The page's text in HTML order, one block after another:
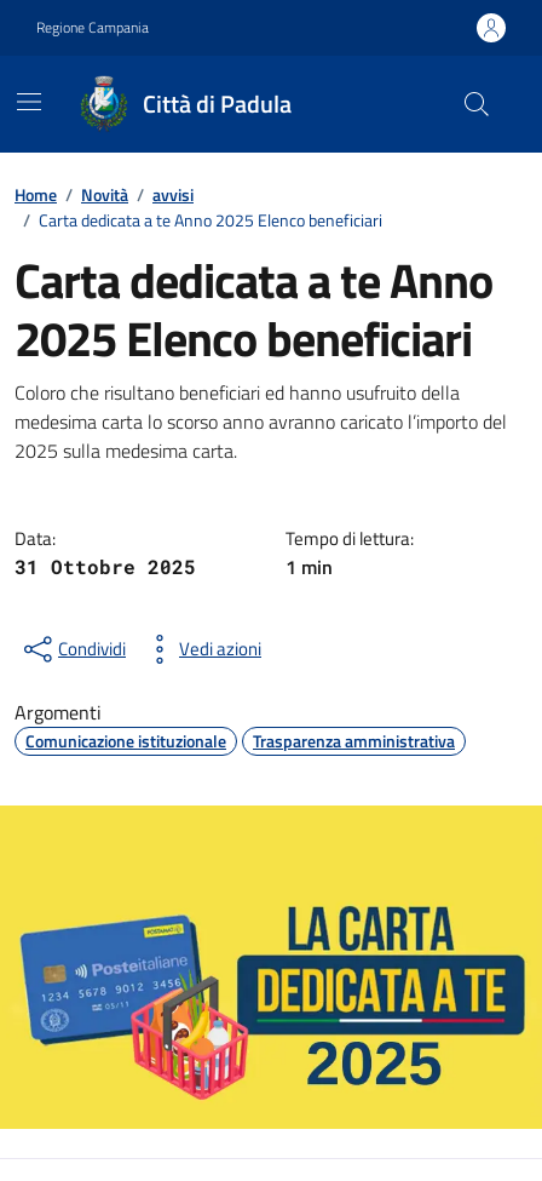
Regione Campania
Città di Padula
Contenuti in evidenza
Home / Novità / avvisi
/ Carta dedicata a te Anno 2025 Elenco beneficiari
Carta dedicata a te Anno
2025 Elenco beneficiari
Dettagli della notizia
Coloro che risultano beneficiari ed hanno usufruito della
medesima carta lo scorso anno avranno caricato l’importo del
2025 sulla medesima carta.
Data:
31 Ottobre 2025
Tempo di lettura:
1 min
Condividi Vedi azioni
Argomenti
Comunicazione istituzionale Trasparenza amministrativa